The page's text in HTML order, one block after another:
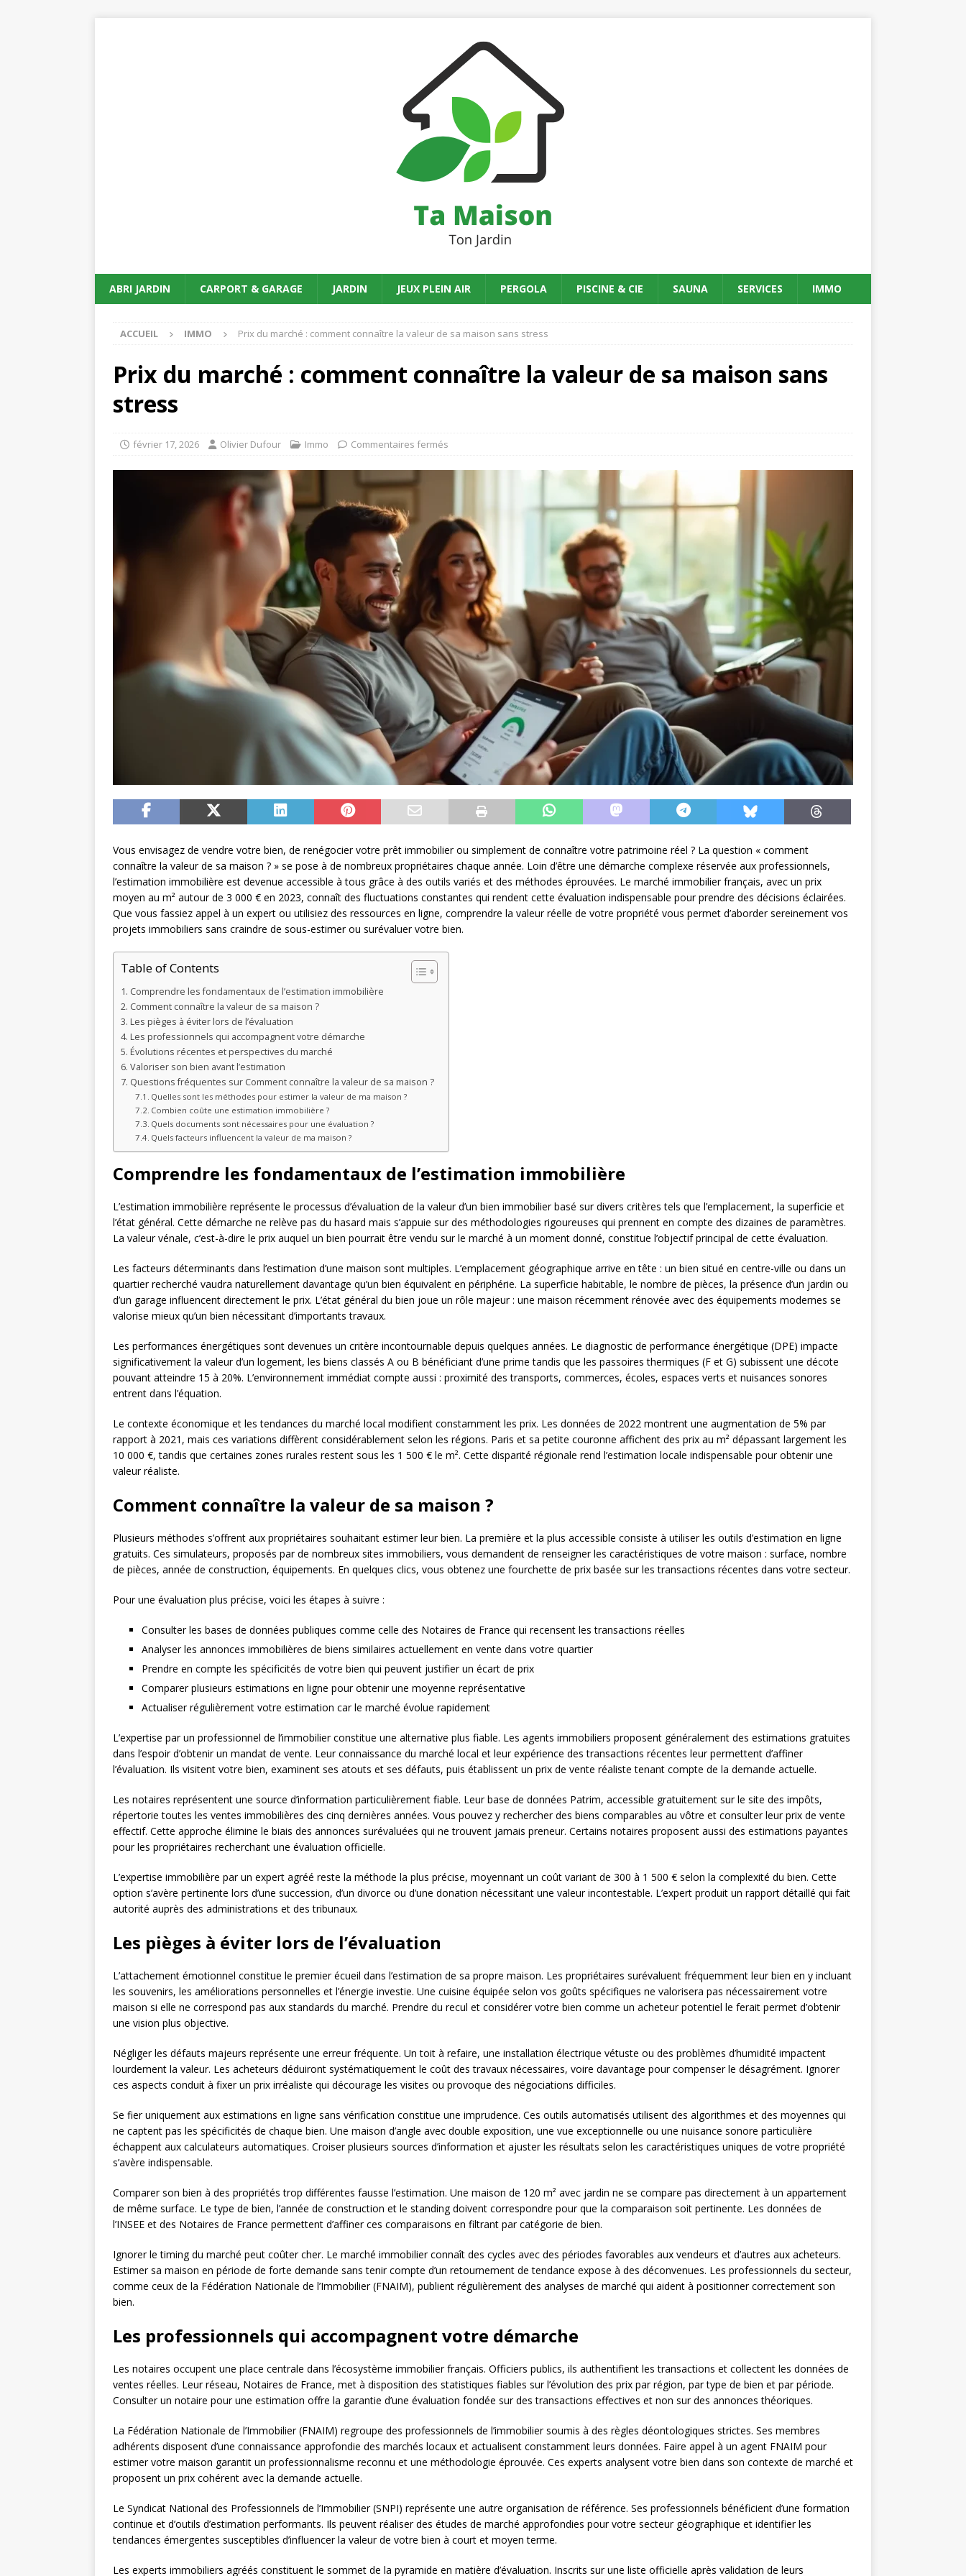
ABRI JARDIN CARPORT & GARAGE JARDIN JEUX PLEIN AIR PERGOLA PISCINE & CIE SAUNA SERVICES IMMO
ACCUEIL IMMO Prix du marché : comment connaître la valeur de sa maison sans stress
Prix du marché : comment connaître la valeur de sa maison sans
stress
février 17, 2026 Olivier Dufour Immo Commentaires fermés
Vous envisagez de vendre votre bien, de renégocier votre prêt immobilier ou simplement de connaître votre patrimoine réel ? La question « comment
connaître la valeur de sa maison ? » se pose à de nombreux propriétaires chaque année. Loin d’être une démarche complexe réservée aux professionnels,
l’estimation immobilière est devenue accessible à tous grâce à des outils variés et des méthodes éprouvées. Le marché immobilier français, avec un prix
moyen au m² autour de 3 000 € en 2023, connaît des fluctuations constantes qui rendent cette évaluation indispensable pour prendre des décisions éclairées.
Que vous fassiez appel à un expert ou utilisiez des ressources en ligne, comprendre la valeur réelle de votre propriété vous permet d’aborder sereinement vos
projets immobiliers sans craindre de sous-estimer ou surévaluer votre bien.
Table of Contents
Comprendre les fondamentaux de l’estimation immobilière
Comment connaître la valeur de sa maison ?
Les pièges à éviter lors de l’évaluation
Les professionnels qui accompagnent votre démarche
Évolutions récentes et perspectives du marché
Valoriser son bien avant l’estimation
Questions fréquentes sur Comment connaître la valeur de sa maison ?
Quelles sont les méthodes pour estimer la valeur de ma maison ?
Combien coûte une estimation immobilière ?
Quels documents sont nécessaires pour une évaluation ?
Quels facteurs influencent la valeur de ma maison ?
Comprendre les fondamentaux de l’estimation immobilière
L’estimation immobilière représente le processus d’évaluation de la valeur d’un bien immobilier basé sur divers critères tels que l’emplacement, la superficie et
l’état général. Cette démarche ne relève pas du hasard mais s’appuie sur des méthodologies rigoureuses qui prennent en compte des dizaines de paramètres.
La valeur vénale, c’est-à-dire le prix auquel un bien pourrait être vendu sur le marché à un moment donné, constitue l’objectif principal de cette évaluation.
Les facteurs déterminants dans l’estimation d’une maison sont multiples. L’emplacement géographique arrive en tête : un bien situé en centre-ville ou dans un
quartier recherché vaudra naturellement davantage qu’un bien équivalent en périphérie. La superficie habitable, le nombre de pièces, la présence d’un jardin ou
d’un garage influencent directement le prix. L’état général du bien joue un rôle majeur : une maison récemment rénovée avec des équipements modernes se
valorise mieux qu’un bien nécessitant d’importants travaux.
Les performances énergétiques sont devenues un critère incontournable depuis quelques années. Le diagnostic de performance énergétique (DPE) impacte
significativement la valeur d’un logement, les biens classés A ou B bénéficiant d’une prime tandis que les passoires thermiques (F et G) subissent une décote
pouvant atteindre 15 à 20%. L’environnement immédiat compte aussi : proximité des transports, commerces, écoles, espaces verts et nuisances sonores
entrent dans l’équation.
Le contexte économique et les tendances du marché local modifient constamment les prix. Les données de 2022 montrent une augmentation de 5% par
rapport à 2021, mais ces variations diffèrent considérablement selon les régions. Paris et sa petite couronne affichent des prix au m² dépassant largement les
10 000 €, tandis que certaines zones rurales restent sous les 1 500 € le m². Cette disparité régionale rend l’estimation locale indispensable pour obtenir une
valeur réaliste.
Comment connaître la valeur de sa maison ?
Plusieurs méthodes s’offrent aux propriétaires souhaitant estimer leur bien. La première et la plus accessible consiste à utiliser les outils d’estimation en ligne
gratuits. Ces simulateurs, proposés par de nombreux sites immobiliers, vous demandent de renseigner les caractéristiques de votre maison : surface, nombre
de pièces, année de construction, équipements. En quelques clics, vous obtenez une fourchette de prix basée sur les transactions récentes dans votre secteur.
Pour une évaluation plus précise, voici les étapes à suivre :
Consulter les bases de données publiques comme celle des Notaires de France qui recensent les transactions réelles
Analyser les annonces immobilières de biens similaires actuellement en vente dans votre quartier
Prendre en compte les spécificités de votre bien qui peuvent justifier un écart de prix
Comparer plusieurs estimations en ligne pour obtenir une moyenne représentative
Actualiser régulièrement votre estimation car le marché évolue rapidement
L’expertise par un professionnel de l’immobilier constitue une alternative plus fiable. Les agents immobiliers proposent généralement des estimations gratuites
dans l’espoir d’obtenir un mandat de vente. Leur connaissance du marché local et leur expérience des transactions récentes leur permettent d’affiner
l’évaluation. Ils visitent votre bien, examinent ses atouts et ses défauts, puis établissent un prix de vente réaliste tenant compte de la demande actuelle.
Les notaires représentent une source d’information particulièrement fiable. Leur base de données Patrim, accessible gratuitement sur le site des impôts,
répertorie toutes les ventes immobilières des cinq dernières années. Vous pouvez y rechercher des biens comparables au vôtre et consulter leur prix de vente
effectif. Cette approche élimine le biais des annonces surévaluées qui ne trouvent jamais preneur. Certains notaires proposent aussi des estimations payantes
pour les propriétaires recherchant une évaluation officielle.
L’expertise immobilière par un expert agréé reste la méthode la plus précise, moyennant un coût variant de 300 à 1 500 € selon la complexité du bien. Cette
option s’avère pertinente lors d’une succession, d’un divorce ou d’une donation nécessitant une valeur incontestable. L’expert produit un rapport détaillé qui fait
autorité auprès des administrations et des tribunaux.
Les pièges à éviter lors de l’évaluation
L’attachement émotionnel constitue le premier écueil dans l’estimation de sa propre maison. Les propriétaires surévaluent fréquemment leur bien en y incluant
les souvenirs, les améliorations personnelles et l’énergie investie. Une cuisine équipée selon vos goûts spécifiques ne valorisera pas nécessairement votre
maison si elle ne correspond pas aux standards du marché. Prendre du recul et considérer votre bien comme un acheteur potentiel le ferait permet d’obtenir
une vision plus objective.
Négliger les défauts majeurs représente une erreur fréquente. Un toit à refaire, une installation électrique vétuste ou des problèmes d’humidité impactent
lourdement la valeur. Les acheteurs déduiront systématiquement le coût des travaux nécessaires, voire davantage pour compenser le désagrément. Ignorer
ces aspects conduit à fixer un prix irréaliste qui décourage les visites ou provoque des négociations difficiles.
Se fier uniquement aux estimations en ligne sans vérification constitue une imprudence. Ces outils automatisés utilisent des algorithmes et des moyennes qui
ne captent pas les spécificités de chaque bien. Une maison d’angle avec double exposition, une vue exceptionnelle ou une nuisance sonore particulière
échappent aux calculateurs automatiques. Croiser plusieurs sources d’information et ajuster les résultats selon les caractéristiques uniques de votre propriété
s’avère indispensable.
Comparer son bien à des propriétés trop différentes fausse l’estimation. Une maison de 120 m² avec jardin ne se compare pas directement à un appartement
de même surface. Le type de bien, l’année de construction et le standing doivent correspondre pour que la comparaison soit pertinente. Les données de
l’INSEE et des Notaires de France permettent d’affiner ces comparaisons en filtrant par catégorie de bien.
Ignorer le timing du marché peut coûter cher. Le marché immobilier connaît des cycles avec des périodes favorables aux vendeurs et d’autres aux acheteurs.
Estimer sa maison en période de forte demande sans tenir compte d’un retournement de tendance expose à des déconvenues. Les professionnels du secteur,
comme ceux de la Fédération Nationale de l’Immobilier (FNAIM), publient régulièrement des analyses de marché qui aident à positionner correctement son
bien.
Les professionnels qui accompagnent votre démarche
Les notaires occupent une place centrale dans l’écosystème immobilier français. Officiers publics, ils authentifient les transactions et collectent les données de
ventes réelles. Leur réseau, Notaires de France, met à disposition des statistiques fiables sur l’évolution des prix par région, par type de bien et par période.
Consulter un notaire pour une estimation offre la garantie d’une évaluation fondée sur des transactions effectives et non sur des annonces théoriques.
La Fédération Nationale de l’Immobilier (FNAIM) regroupe des professionnels de l’immobilier soumis à des règles déontologiques strictes. Ses membres
adhérents disposent d’une connaissance approfondie des marchés locaux et actualisent constamment leurs données. Faire appel à un agent FNAIM pour
estimer votre maison garantit un professionnalisme reconnu et une méthodologie éprouvée. Ces experts analysent votre bien dans son contexte de marché et
proposent un prix cohérent avec la demande actuelle.
Le Syndicat National des Professionnels de l’Immobilier (SNPI) représente une autre organisation de référence. Ses professionnels bénéficient d’une formation
continue et d’outils d’estimation performants. Ils peuvent réaliser des études de marché approfondies pour votre secteur géographique et identifier les
tendances émergentes susceptibles d’influencer la valeur de votre bien à court et moyen terme.
Les experts immobiliers agréés constituent le sommet de la pyramide en matière d’évaluation. Inscrits sur une liste officielle après validation de leurs